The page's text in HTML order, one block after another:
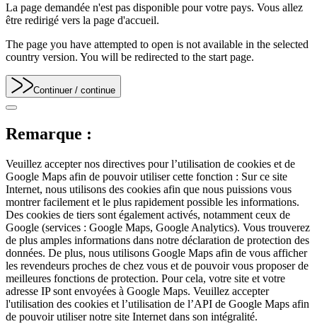
La page demandée n'est pas disponible pour votre pays. Vous allez
être redirigé vers la page d'accueil.
The page you have attempted to open is not available in the selected
country version. You will be redirected to the start page.
Continuer / continue
Remarque :
Veuillez accepter nos directives pour l’utilisation de cookies et de
Google Maps afin de pouvoir utiliser cette fonction : Sur ce site
Internet, nous utilisons des cookies afin que nous puissions vous
montrer facilement et le plus rapidement possible les informations.
Des cookies de tiers sont également activés, notamment ceux de
Google (services : Google Maps, Google Analytics). Vous trouverez
de plus amples informations dans notre déclaration de protection des
données. De plus, nous utilisons Google Maps afin de vous afficher
les revendeurs proches de chez vous et de pouvoir vous proposer de
meilleures fonctions de protection. Pour cela, votre site et votre
adresse IP sont envoyées à Google Maps. Veuillez accepter
l'utilisation des cookies et l’utilisation de l’API de Google Maps afin
de pouvoir utiliser notre site Internet dans son intégralité.